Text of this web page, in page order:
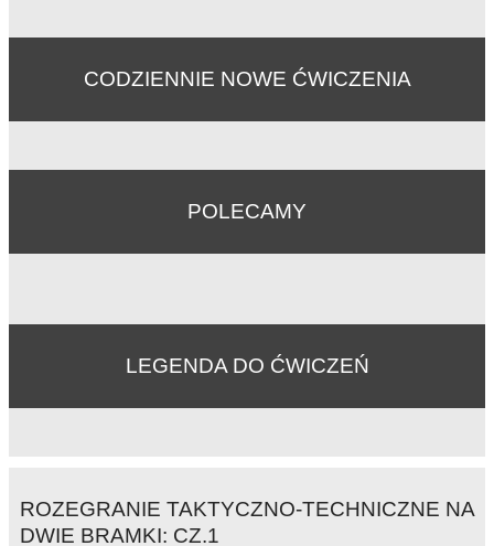
CODZIENNIE NOWE ĆWICZENIA
POLECAMY
LEGENDA DO ĆWICZEŃ
ROZEGRANIE TAKTYCZNO-TECHNICZNE NA
DWIE BRAMKI: CZ.1